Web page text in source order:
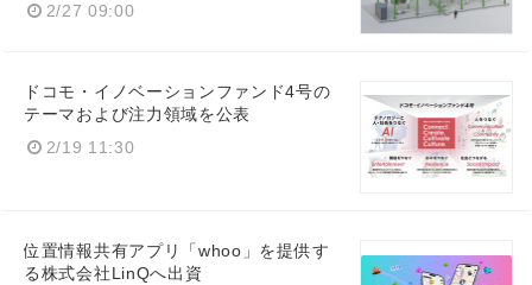
2/27 09:00
ドコモ・イノベーションファンド4号の
テーマおよび注力領域を公表
2/19 11:30
位置情報共有アプリ「whoo」を提供す
る株式会社LinQへ出資